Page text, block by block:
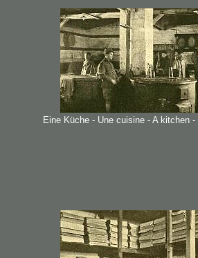
Eine Küche - Une cuisine - A kitchen